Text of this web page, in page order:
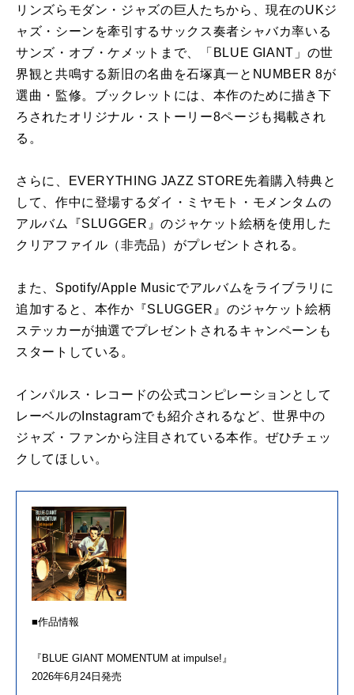
リンズらモダン・ジャズの巨人たちから、現在のUKジ
ャズ・シーンを牽引するサックス奏者シャバカ率いる
サンズ・オブ・ケメットまで、「BLUE GIANT」の世
界観と共鳴する新旧の名曲を石塚真一とNUMBER 8が
選曲・監修。ブックレットには、本作のために描き下
ろされたオリジナル・ストーリー8ページも掲載され
る。
さらに、EVERYTHING JAZZ STORE先着購入特典と
して、作中に登場するダイ・ミヤモト・モメンタムの
アルバム『SLUGGER』のジャケット絵柄を使用した
クリアファイル（非売品）がプレゼントされる。
また、Spotify/Apple Musicでアルバムをライブラリに
追加すると、本作か『SLUGGER』のジャケット絵柄
ステッカーが抽選でプレゼントされるキャンペーンも
スタートしている。
インパルス・レコードの公式コンピレーションとして
レーベルのInstagramでも紹介されるなど、世界中の
ジャズ・ファンから注目されている本作。ぜひチェッ
クしてほしい。
■作品情報
『BLUE GIANT MOMENTUM at impulse!』
2026年6月24日発売